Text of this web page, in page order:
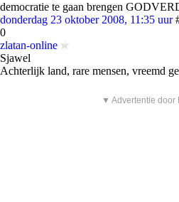
democratie te gaan brengen
donderdag 23 oktober 2008, 11:35 uur
0
zlatan-online
Sjawel
Achterlijk land, rare mensen, vreemd
▼ Advertentie door